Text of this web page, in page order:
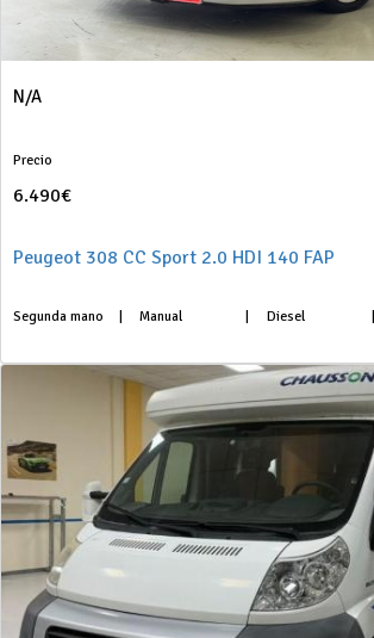
N/A
Precio
6.490€
Peugeot 308 CC Sport 2.0 HDI 140 FAP
Segunda mano Manual Diesel